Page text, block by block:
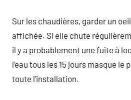
Sur les chaudières, garder un
affichée. Si elle chute
il y a probablement une fuite à
l’eau tous les 15 jours masque
toute l’installation.